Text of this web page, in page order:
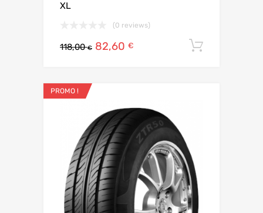
XL
(0 reviews)
118,00€ 82,60 €
PROMO !